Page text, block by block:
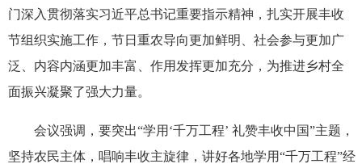
门深入贯彻落实习近平总书记重要指示精神，扎实开展丰收
节组织实施工作，节日重农导向更加鲜明、社会参与更加广
泛、内容内涵更加丰富、作用发挥更加充分，为推进乡村全
面振兴凝聚了强大力量。
会议强调，要突出“学用‘千万工程’ 礼赞丰收中国”主题，
坚持农民主体，唱响丰收主旋律，讲好各地学用“千万工程”经